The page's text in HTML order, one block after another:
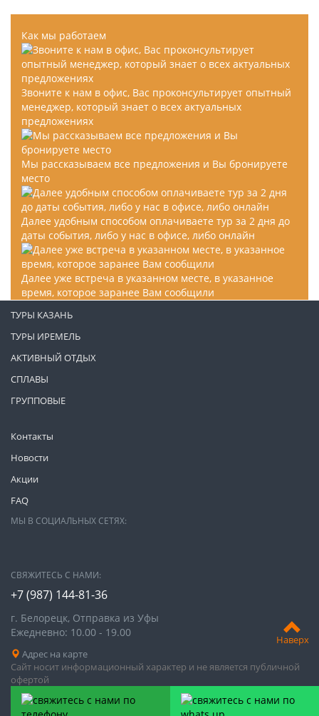
Наверх
Как мы работаем
Звоните к нам в офис, Вас проконсультирует опытный
менеджер, который знает о всех актуальных
предложениях
Мы рассказываем все предложения и Вы бронируете
место
Далее удобным способом оплачиваете тур за 2 дня до
даты события, либо у нас в офисе, либо онлайн
Далее уже встреча в указанном месте, в указанное
время, которое заранее Вам сообщили
Контакты
Новости
Акции
FAQ
ТУРЫ КАЗАНЬ
ТУРЫ ИРЕМЕЛЬ
АКТИВНЫЙ ОТДЫХ
СПЛАВЫ
ГРУППОВЫЕ
МЫ В СОЦИАЛЬНЫХ СЕТЯХ:
СВЯЖИТЕСЬ С НАМИ:
+7 (987) 144-81-36
г. Белорецк, Отправка из Уфы
Ежедневно: 10.00 - 19.00
Адрес на карте
Сайт носит информационный характер и не является публичной
офертой